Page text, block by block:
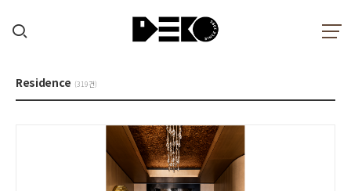
Residence (319건)